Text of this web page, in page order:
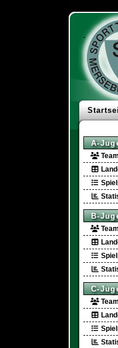
A-
Team
B-
Team
C-
Team